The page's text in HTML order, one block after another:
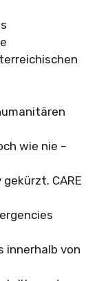
wie nie –
CARE
innerhalb von